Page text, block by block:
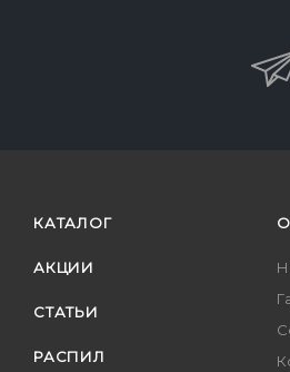
КАТАЛОГ
АКЦИИ
СТАТЬИ
РАСПИЛ